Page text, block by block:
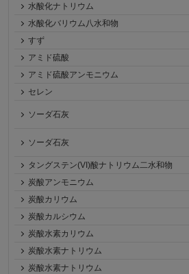
水酸化ナトリウム
水酸化バリウム八水和物
すず
アミド硫酸
アミド硫酸アンモニウム
セレン
ソーダ石灰
ソーダ石灰
タングステン(VI)酸ナトリウム二水和物
炭酸アンモニウム
炭酸カリウム
炭酸カルシウム
炭酸水素カリウム
炭酸水素ナトリウム
炭酸水素ナトリウム